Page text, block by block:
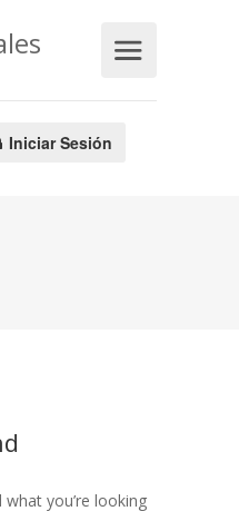
Iniciar Sesión
what you’re looking